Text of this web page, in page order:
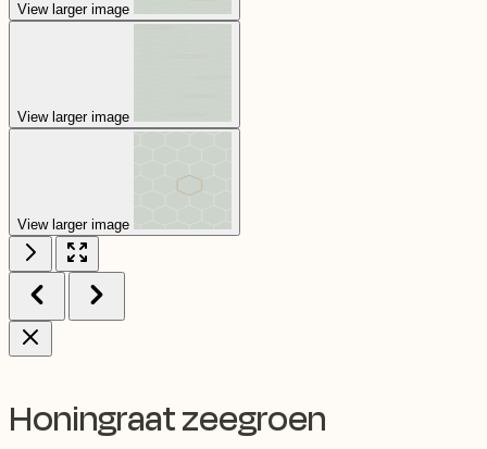
View larger image
View larger image
View larger image
Honingraat zeegroen